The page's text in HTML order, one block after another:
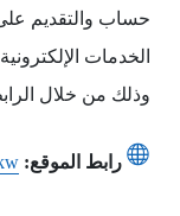
حساب والتقديم
الخدمات
وذلك من خلال
رابط الموقع: